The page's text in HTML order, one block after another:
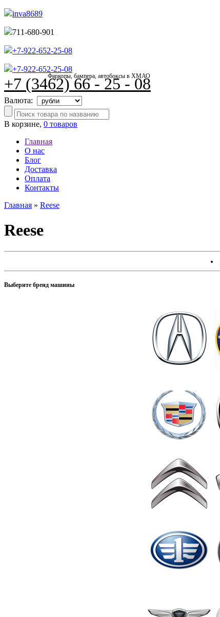
Фаркопы, бампера, автобоксы в ХМАО
inva8689
711-680-901
+7-922-652-25-08
+7-922-652-25-08
+7 (3462) 66 - 25 - 08
Валюта:
В корзине, 0 товаров
Главная
О нас
Блог
Доставка
Оплата
Контакты
Главная » Reese
Reese
Выберите бренд машины